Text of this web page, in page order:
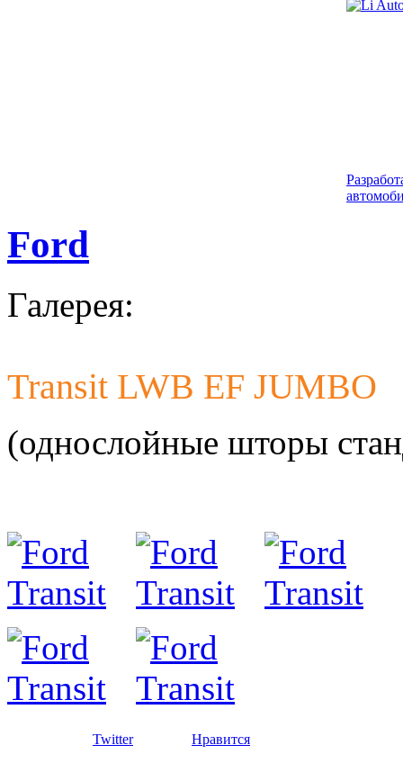
Ford
Галерея:
Transit LWB EF JUMBO
(однослойные шторы
Twitter Нравится